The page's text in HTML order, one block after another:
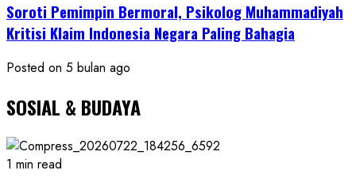
Soroti Pemimpin Bermoral, Psikolog Muhammadiyah
Kritisi Klaim Indonesia Negara Paling Bahagia
Posted on 5 bulan ago
SOSIAL & BUDAYA
1 min read